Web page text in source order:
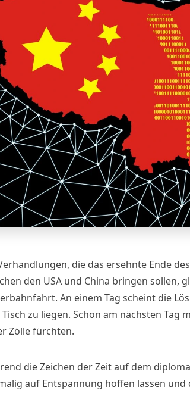
die das ersehnte Ende
den USA und China bringen sollen,
An einem Tag scheint die
zu liegen. Schon am nächsten Tag
Zölle fürchten.
die Zeichen der Zeit auf dem
auf Entspannung hoffen lassen und